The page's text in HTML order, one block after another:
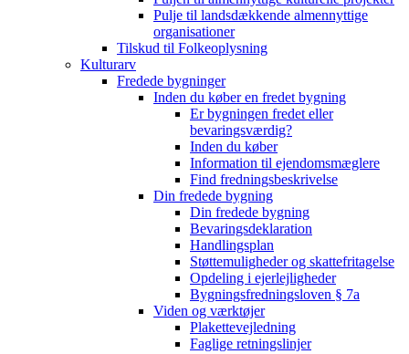
Pulje til landsdækkende almennyttige
organisationer
Tilskud til Folkeoplysning
Kulturarv
Fredede bygninger
Inden du køber en fredet bygning
Er bygningen fredet eller
bevaringsværdig?
Inden du køber
Information til ejendomsmæglere
Find fredningsbeskrivelse
Din fredede bygning
Din fredede bygning
Bevaringsdeklaration
Handlingsplan
Støttemuligheder og skattefritagelse
Opdeling i ejerlejligheder
Bygningsfredningsloven § 7a
Viden og værktøjer
Plakettevejledning
Faglige retningslinjer